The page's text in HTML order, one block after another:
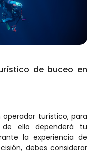
de buceo en
turístico, para
ello dependerá tu
la experiencia de
debes considerar